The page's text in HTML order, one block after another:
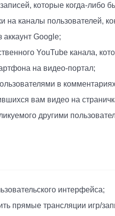
которые когда-либо
на каналы пользователей,
аккаунт Google;
YouTube канала,
на видео-портал;
в
вам видео на
другими
интерфейса;
прямые трансляции игр/